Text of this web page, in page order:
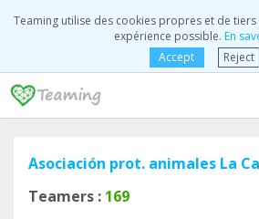
Teaming utilise des cookies propres et de
expérience possible. En
Accept
Reject
Asociación prot. animales La
Teamers : 169